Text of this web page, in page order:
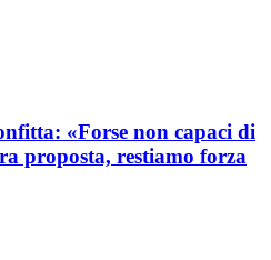
«Forse non capaci di
proposta, restiamo forza